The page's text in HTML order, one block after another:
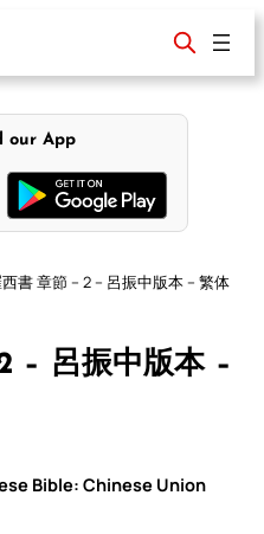
our App
書 章節 – 2 – 呂振中版本 – 繁体
– 呂振中版本 –
Bible: Chinese Union